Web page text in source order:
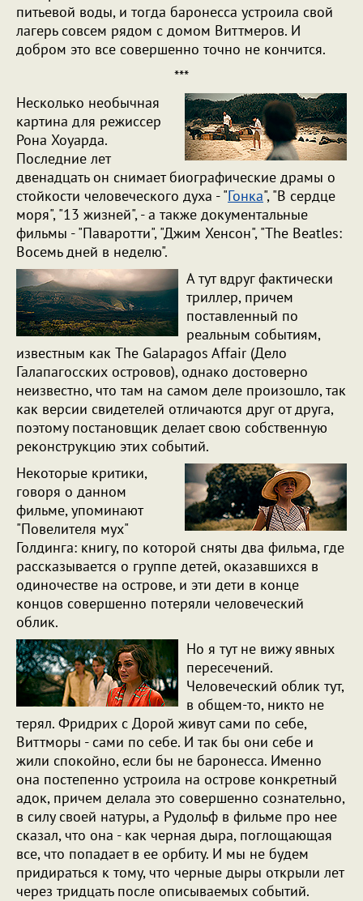
питьевой воды, и тогда баронесса устроила свой
лагерь совсем рядом с домом Виттмеров. И
добром это все совершенно точно не кончится.
***
Несколько необычная
картина для режиссер
Рона Хоуарда.
Последние лет
двенадцать он снимает биографические драмы о
стойкости человеческого духа - "Гонка", "В сердце
моря", "13 жизней", - а также документальные
фильмы - "Паваротти", "Джим Хенсон", "The Beatles:
Восемь дней в неделю".
А тут вдруг фактически
триллер, причем
поставленный по
реальным событиям,
известным как The Galapagos Affair (Дело
Галапагосcких островов), однако достоверно
неизвестно, что там на самом деле произошло, так
как версии свидетелей отличаются друг от друга,
поэтому постановщик делает свою собственную
реконструкцию этих событий.
Некоторые критики,
говоря о данном
фильме, упоминают
"Повелителя мух"
Голдинга: книгу, по которой сняты два фильма, где
рассказывается о группе детей, оказавшихся в
одиночестве на острове, и эти дети в конце
концов совершенно потеряли человеческий
облик.
Но я тут не вижу явных
пересечений.
Человеческий облик тут,
в общем-то, никто не
терял. Фридрих с Дорой живут сами по себе,
Виттморы - сами по себе. И так бы они себе и
жили спокойно, если бы не баронесса. Именно
она постепенно устроила на острове конкретный
адок, причем делала это совершенно сознательно,
в силу своей натуры, а Рудольф в фильме про нее
сказал, что она - как черная дыра, поглощающая
все, что попадает в ее орбиту. И мы не будем
придираться к тому, что черные дыры открыли лет
через тридцать после описываемых событий.